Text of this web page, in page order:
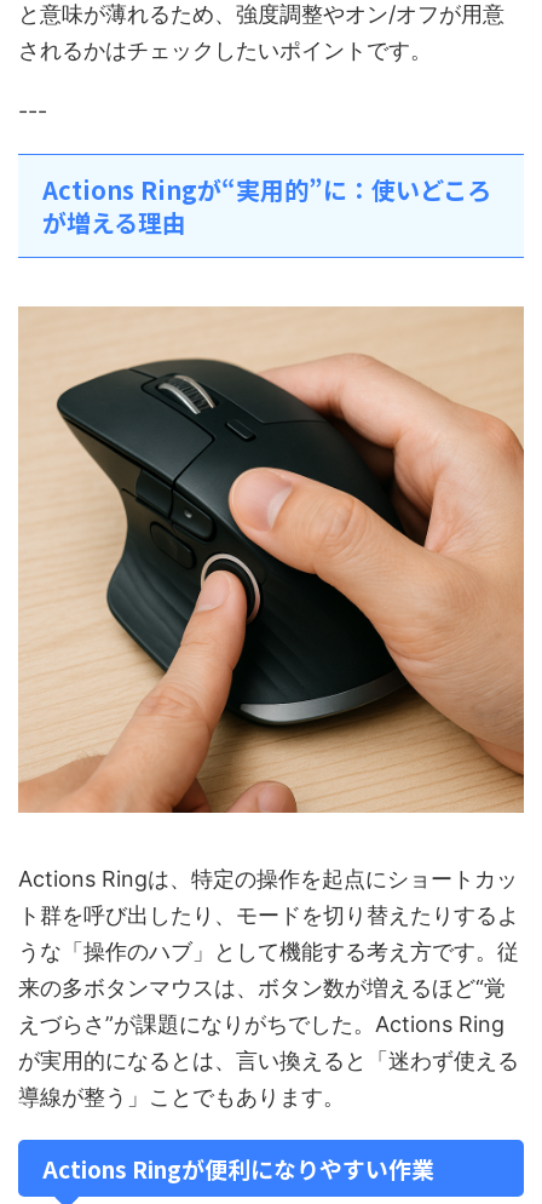
と意味が薄れるため、強度調整やオン/オフが用意
されるかはチェックしたいポイントです。
---
Actions Ringが“実用的”に：使いどころ
が増える理由
Actions Ringは、特定の操作を起点にショートカッ
ト群を呼び出したり、モードを切り替えたりするよ
うな「操作のハブ」として機能する考え方です。従
来の多ボタンマウスは、ボタン数が増えるほど“覚
えづらさ”が課題になりがちでした。Actions Ring
が実用的になるとは、言い換えると「迷わず使える
導線が整う」ことでもあります。
Actions Ringが便利になりやすい作業